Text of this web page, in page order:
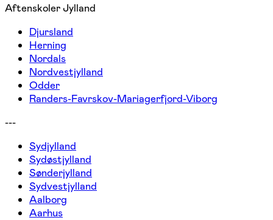
Aftenskoler Jylland
Djursland
Herning
Nordals
Nordvestjylland
Odder
Randers-Favrskov-Mariagerfjord-Viborg
---
Sydjylland
Sydøstjylland
Sønderjylland
Sydvestjylland
Aalborg
Aarhus